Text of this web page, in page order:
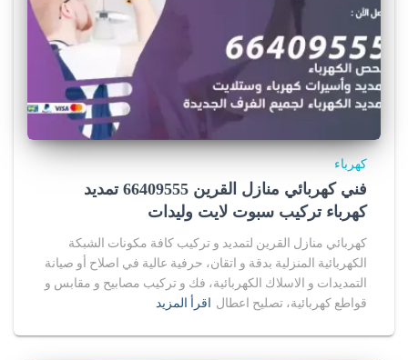
كهرباء
فني كهربائي منازل القرين 66409555 تمديد
كهرباء تركيب سبوت لايت وليدات
كهربائي منازل القرين لتمديد و تركيب كافة مكونات الشبكة
الكهربائية المنزلية بدقة و اتقان، حرفية عالية في اصلاح أو صيانة
التمديدات و الاسلاك الكهربائية، فك و تركيب مصابيح و مقابس و
قواطع كهربائية، تصليح اعطال اقرأ المزيد